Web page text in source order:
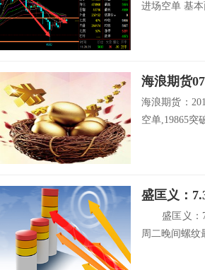
进场空单 基
海浪期货
海浪期货：
空单,19865突
盛匡义：
盛匡义：
周二晚间螺纹